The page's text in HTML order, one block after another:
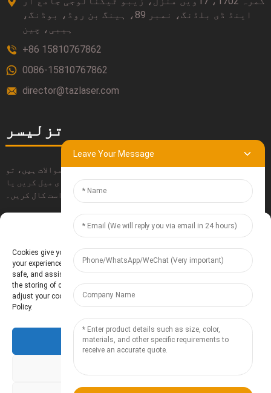
اینڈ ڈی بلڈنگ، نمبر 89، ہینگ بن روڈ، بوڈنگ،
ہیبی، چین
+86 15810767862
0086-15810767862
director@tazlaser.com
تزلیسر
اگر آپ کے پاس ہماری مصنوعات کے بارے میں کوئی سوالات ہیں، تو
براہ کرم ہماری رابطہ معلومات استعمال کریں، ای میل کریں یا
ہمیں براہ راست کال کریں۔
جمع کروائیں۔
Baoding Te'anzhou Electronic Technology Co., Ltd. - سائٹ کا نقشہ
Leave Your Message
Manage Cookie Consent
Cookies give you a personalized experience. Cookie files help us to enhance
your experience using our website, simplify navigation, keep our website
safe, and assist in our marketing efforts. By clicking "Accept", you agree to
the storing of cookies on your device for these purposes. Click "Adjust" to
adjust your cookie preferences. For more information, review our Cookies
Policy.
Accept